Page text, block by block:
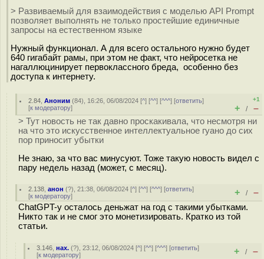
> Развиваемый для взаимодействия с моделью API Prompt
позволяет выполнять не только простейшие единичные
запросы на естественном языке
Нужный функционал. А для всего остального нужно будет
640 гигабайт рамы, при этом не факт, что нейросетка не
нагаллюцинирует первоклассного бреда, особенно без
доступа к интернету.
2.84 ,Аноним (84), 16:26, 06/08/2024 [^] [^^] [^^^] [ответить]
[к модератору]
+1
+ / –
> Тут новость не так давно проскакивала, что несмотря ни
на что это искусственное интеллектуальное гуано до сих
пор приносит убытки
Не знаю, за что вас минусуют. Тоже такую новость видел с
пару недель назад (может, с месяц).
2.138 ,анон (?), 21:38, 06/08/2024 [^] [^^] [^^^] [ответить]
[к модератору] + / –
ChatGPT-у осталось деньжат на год с такими убытками.
Никто так и не смог это монетизировать. Кратко из той
статьи.
3.146 ,нах. (?), 23:12, 06/08/2024 [^] [^^] [^^^] [ответить]
[к модератору] + / –